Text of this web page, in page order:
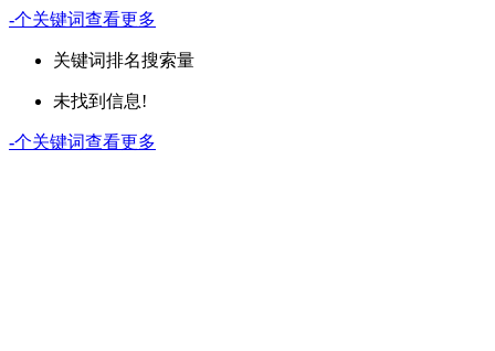
-个关键词查看更多
关键词排名搜索量
未找到信息!
-个关键词查看更多